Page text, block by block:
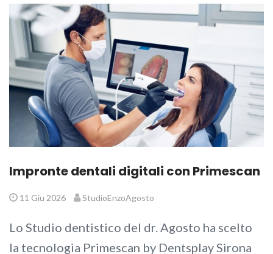
Impronte dentali digitali con Primescan
11 Giu 2026 StudioEnzoAgosto
Lo Studio dentistico del dr. Agosto ha scelto
la tecnologia Primescan by Dentsplay Sirona